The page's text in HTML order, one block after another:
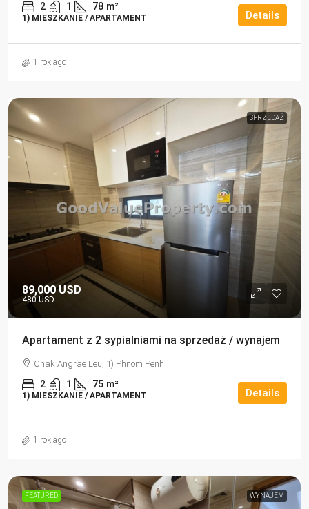
2 1 78 m²
1) MIESZKANIE / APARTAMENT Details
1 rok ago
SPRZEDAŻ
89,000 USD
480 USD
Apartament z 2 sypialniami na sprzedaż / wynajem
Chak Angrae Leu, 1) Phnom Penh
2 1 75 m²
1) MIESZKANIE / APARTAMENT Details
1 rok ago
FEATURED WYNAJEM